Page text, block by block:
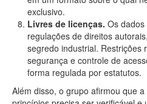
exclusivo.
Livres de licenças. Os
regulações de direitos
segredo industrial. Restrições
segurança e controle de
forma regulada por estatutos.
Além disso, o grupo afirmou que